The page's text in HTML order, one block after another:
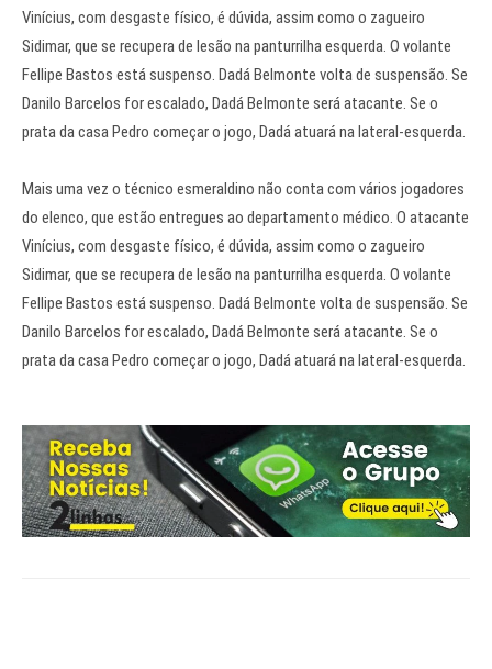
Vinícius, com desgaste físico, é dúvida, assim como o zagueiro
Sidimar, que se recupera de lesão na panturrilha esquerda. O volante
Fellipe Bastos está suspenso. Dadá Belmonte volta de suspensão. Se
Danilo Barcelos for escalado, Dadá Belmonte será atacante. Se o
prata da casa Pedro começar o jogo, Dadá atuará na lateral-esquerda.
Mais uma vez o técnico esmeraldino não conta com vários jogadores
do elenco, que estão entregues ao departamento médico. O atacante
Vinícius, com desgaste físico, é dúvida, assim como o zagueiro
Sidimar, que se recupera de lesão na panturrilha esquerda. O volante
Fellipe Bastos está suspenso. Dadá Belmonte volta de suspensão. Se
Danilo Barcelos for escalado, Dadá Belmonte será atacante. Se o
prata da casa Pedro começar o jogo, Dadá atuará na lateral-esquerda.